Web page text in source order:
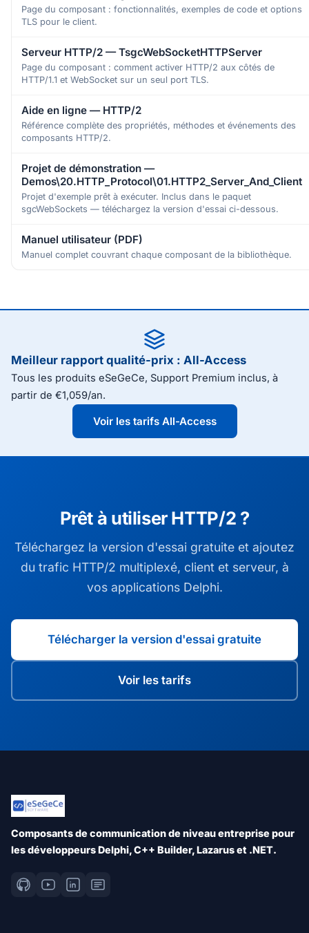
Page du composant : fonctionnalités, exemples de code et options
TLS pour le client.
Serveur HTTP/2 — TsgcWebSocketHTTPServer
Page du composant : comment activer HTTP/2 aux côtés de
HTTP/1.1 et WebSocket sur un seul port TLS.
Aide en ligne — HTTP/2
Référence complète des propriétés, méthodes et événements des
composants HTTP/2.
Projet de démonstration —
Demos\20.HTTP_Protocol\01.HTTP2_Server_And_Client
Projet d'exemple prêt à exécuter. Inclus dans le paquet
sgcWebSockets — téléchargez la version d'essai ci-dessous.
Manuel utilisateur (PDF)
Manuel complet couvrant chaque composant de la bibliothèque.
Meilleur rapport qualité-prix : All-Access
Tous les produits eSeGeCe, Support Premium inclus, à
partir de €1,059/an.
Voir les tarifs All-Access
Prêt à utiliser HTTP/2 ?
Téléchargez la version d'essai gratuite et ajoutez
du trafic HTTP/2 multiplexé, client et serveur, à
vos applications Delphi.
Télécharger la version d'essai gratuite
Voir les tarifs
Composants de communication de niveau entreprise pour
les développeurs Delphi, C++ Builder, Lazarus et .NET.